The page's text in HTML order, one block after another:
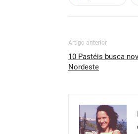
Artigo anterior
10 Pastéis busca
Nordeste